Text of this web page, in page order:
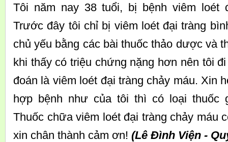
Tôi năm nay 38 tuổi, bị bệnh viêm loét
Trước đây tôi chỉ bị viêm loét đại tràng
chủ yếu bằng các bài thuốc thảo dược và
khi thấy có triệu chứng nặng hơn nên tôi
đoán là viêm loét đại tràng chảy máu. Xin
hợp bệnh như của tôi thì có loại thuốc
Thuốc chữa viêm loét đại tràng chảy máu
xin chân thành cảm ơn! (Lê Đình Viện -